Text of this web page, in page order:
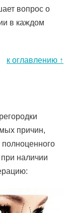
вопрос о
в каждом
к оглавлению ↑
причин,
наличии